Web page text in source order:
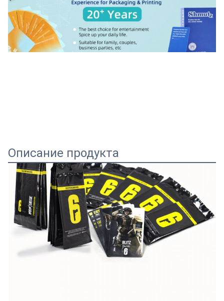
Описание продукта